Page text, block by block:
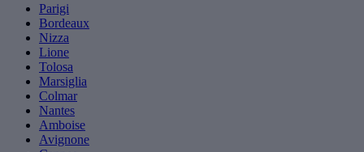
Parigi
Bordeaux
Nizza
Lione
Tolosa
Marsiglia
Colmar
Nantes
Amboise
Avignone